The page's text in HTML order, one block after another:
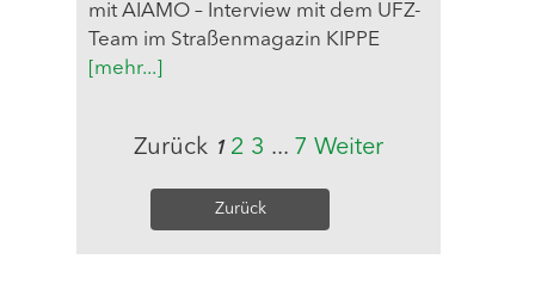
mit AIAMO – Interview mit dem UFZ-
Team im Straßenmagazin KIPPE
[mehr...]
Zurück 1 2 3 ... 7 Weiter
Zurück